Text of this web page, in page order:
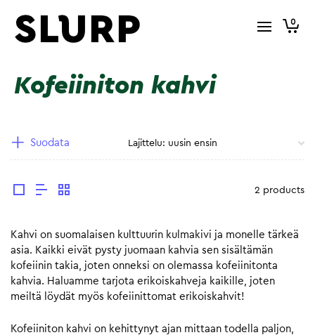
0
Kofeiiniton kahvi
Suodata
2 products
Kahvi on suomalaisen kulttuurin kulmakivi ja monelle tärkeä
asia. Kaikki eivät pysty juomaan kahvia sen sisältämän
kofeiinin takia, joten onneksi on olemassa kofeiinitonta
kahvia. Haluamme tarjota erikoiskahveja kaikille, joten
meiltä löydät myös kofeiinittomat erikoiskahvit!
Kofeiiniton kahvi on kehittynyt ajan mittaan todella paljon,